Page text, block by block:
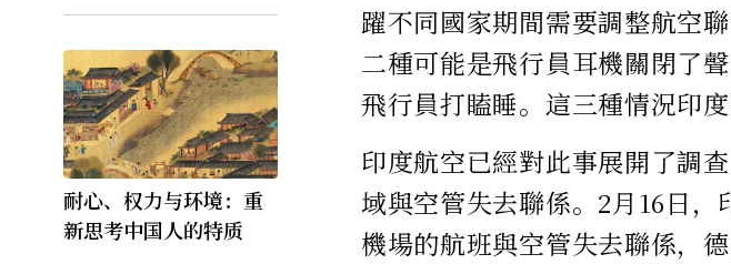
耐心、权力与环境：重
新思考中国人的特质
躍不同國家期間需要調整航空
二種可能是飛行員耳機關閉了
飛行員打瞌睡。這三種情況印
印度航空已經對此事展開了調
域與空管失去聯係。2月16日
機場的航班與空管失去聯係，